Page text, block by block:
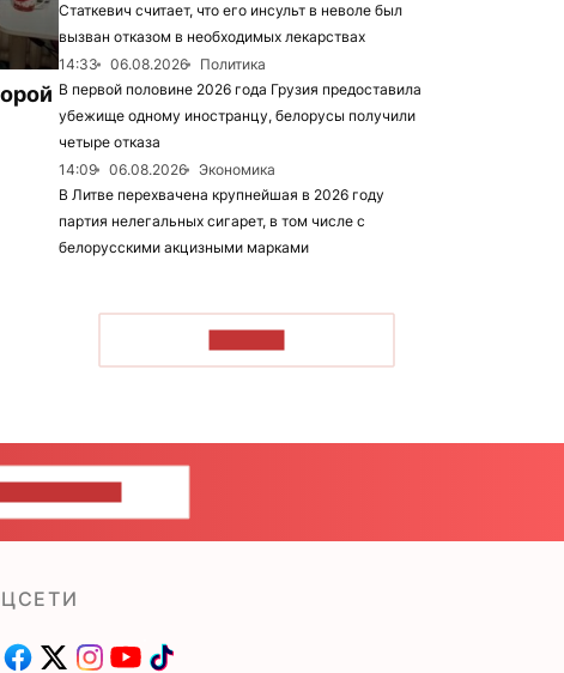
Статкевич считает, что его инсульт в неволе был
вызван отказом в необходимых лекарствах
14:33
06.08.2026
Политика
В первой половине 2026 года Грузия предоставила
убежище одному иностранцу, белорусы получили
четыре отказа
14:09
06.08.2026
Экономика
В Литве перехвачена крупнейшая в 2026 году
партия нелегальных сигарет, в том числе с
белорусскими акцизными марками